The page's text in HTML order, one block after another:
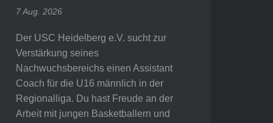
7 Aug. 2026
Der USC Heidelberg e.V. sucht zur
Verstärkung seines
Nachwuchsbereichs einen Assistant
Coach für die U16 männlich in der
Regionalliga. Du hast Freude an der
Arbeit mit jungen Basketballern und